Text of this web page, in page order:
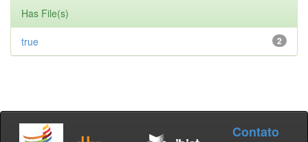
Has File(s)
2
true
Contato